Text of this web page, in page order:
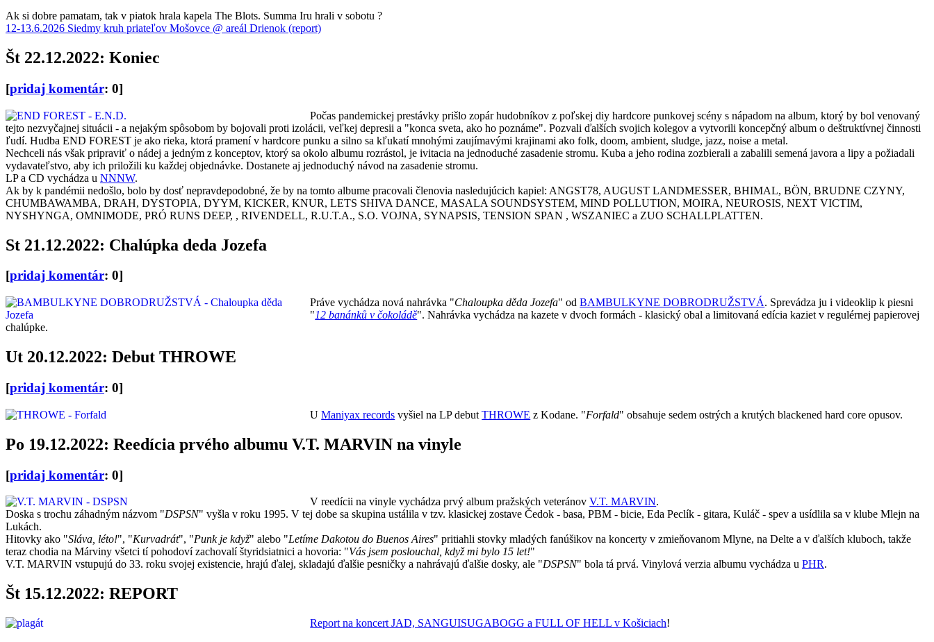
Ak si dobre pamatam, tak v piatok hrala kapela The Blots. Summa Iru hrali v sobotu ?
12-13.6.2026 Siedmy kruh priateľov Mošovce @ areál Drienok (report)
Št 22.12.2022: Koniec
[pridaj komentár: 0]
Počas pandemickej prestávky prišlo zopár hudobníkov z poľskej diy hardcore punkovej scény s nápadom na album, ktorý by bol venovaný
tejto nezvyčajnej situácii - a nejakým spôsobom by bojovali proti izolácii, veľkej depresii a "konca sveta, ako ho poznáme". Pozvali ďalších svojich kolegov a vytvorili koncepčný album o deštruktívnej činnosti
ľudí. Hudba END FOREST je ako rieka, ktorá pramení v hardcore punku a silno sa kľukatí mnohými zaujímavými krajinami ako folk, doom, ambient, sludge, jazz, noise a metal.
Nechceli nás však pripraviť o nádej a jedným z konceptov, ktorý sa okolo albumu rozrástol, je ivitacia na jednoduché zasadenie stromu. Kuba a jeho rodina zozbierali a zabalili semená javora a lipy a požiadali
vydavateľstvo, aby ich priložili ku každej objednávke. Dostanete aj jednoduchý návod na zasadenie stromu.
LP a CD vychádza u NNNW.
Ak by k pandémii nedošlo, bolo by dosť nepravdepodobné, že by na tomto albume pracovali členovia nasledujúcich kapiel: ANGST78, AUGUST LANDMESSER, BHIMAL, BÖN, BRUDNE CZYNY,
CHUMBAWAMBA, DRAH, DYSTOPIA, DYYM, KICKER, KNUR, LETS SHIVA DANCE, MASALA SOUNDSYSTEM, MIND POLLUTION, MOIRA, NEUROSIS, NEXT VICTIM,
NYSHYNGA, OMNIMODE, PRÓ RUNS DEEP, , RIVENDELL, R.U.T.A., S.O. VOJNA, SYNAPSIS, TENSION SPAN , WSZANIEC a ZUO SCHALLPLATTEN.
St 21.12.2022: Chalúpka deda Jozefa
[pridaj komentár: 0]
Práve vychádza nová nahrávka "Chaloupka děda Jozefa" odBAMBULKYNE DOBRODRUŽSTVÁ. Sprevádza ju i videoklip k piesni
"12 banánků v čokoládě". Nahrávka vychádza na kazete v dvoch formách - klasický obal a limitovaná edícia kaziet v regulérnej papierovej
chalúpke.
Ut 20.12.2022: Debut THROWE
[pridaj komentár: 0]
UManiyax records vyšiel na LP debutTHROWE z Kodane. "Forfald" obsahuje sedem ostrých a krutých blackened hard core opusov.
Po 19.12.2022: Reedícia prvého albumu V.T. MARVIN na vinyle
[pridaj komentár: 0]
V reedícii na vinyle vychádza prvý album pražských veteránovV.T. MARVIN.
Doska s trochu záhadným názvom "DSPSN" vyšla v roku 1995. V tej dobe sa skupina ustálila v tzv. klasickej zostave Čedok - basa, PBM - bicie, Eda Peclík - gitara, Kuláč - spev a usídlila sa v klube Mlejn na
Lukách.
Hitovky ako "Sláva, léto!", "Kurvadrát", "Punk je když" alebo "Letíme Dakotou do Buenos Aires" pritiahli stovky mladých fanúšikov na koncerty v zmieňovanom Mlyne, na Delte a v ďalších kluboch, takže
teraz chodia na Márviny všetci tí pohodoví zachovalí štyridsiatnici a hovoria: "Vás jsem poslouchal, když mi bylo 15 let!"
V.T. MARVIN vstupujú do 33. roku svojej existencie, hrajú ďalej, skladajú ďalšie pesničky a nahrávajú ďalšie dosky, ale "DSPSN" bola tá prvá. Vinylová verzia albumu vychádza u PHR.
Št 15.12.2022: REPORT
Report na koncert JAD, SANGUISUGABOGG a FULL OF HELL v Košiciach!